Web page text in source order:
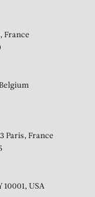
France
Paris, France
10001, USA